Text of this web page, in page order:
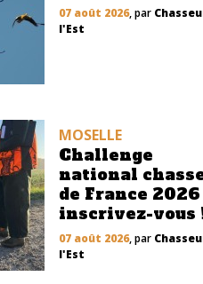
07 août 2026, par
l'Est
MOSELLE
Challenge
national
de France 2026
inscrivez-vous
07 août 2026, par
l'Est